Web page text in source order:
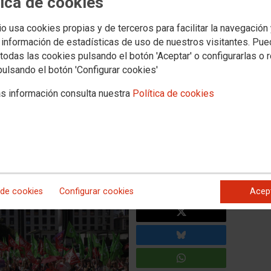
usa cookies propias y de terceros para facilitar la navegación
de estadísticas de uso de nuestros visitantes.
las cookies pulsando el botón 'Aceptar' o configurarlas o
el botón 'Configurar cookies'
información consulta nuestra Política de cookies
cookies Configurar cookies
participación en el Primer
de la Limpieza de
Zaragoza
convocada a partir del día 26 de mayo para todo el sector
ha tenido un alto seguimiento de participación. Mas
Huelga indefinida en un sector muy precarizado con
a los 17.000 euros.